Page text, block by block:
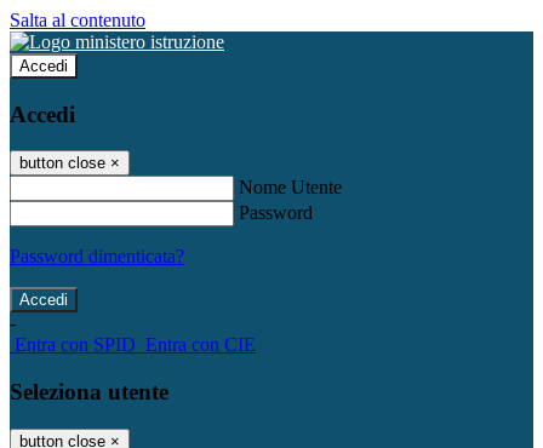
Salta al contenuto
Accedi
Accedi
button close ×
Nome Utente
Password
Password dimenticata?
-
Entra con SPID Entra con CIE
Seleziona utente
button close ×